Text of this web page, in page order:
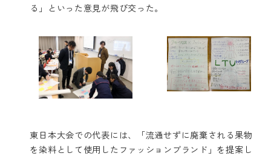
る」といった意見が飛び交った。
東日本大会での代表には、「流通せずに廃棄される果物
を染料として使用したファッションブランド」を提案し